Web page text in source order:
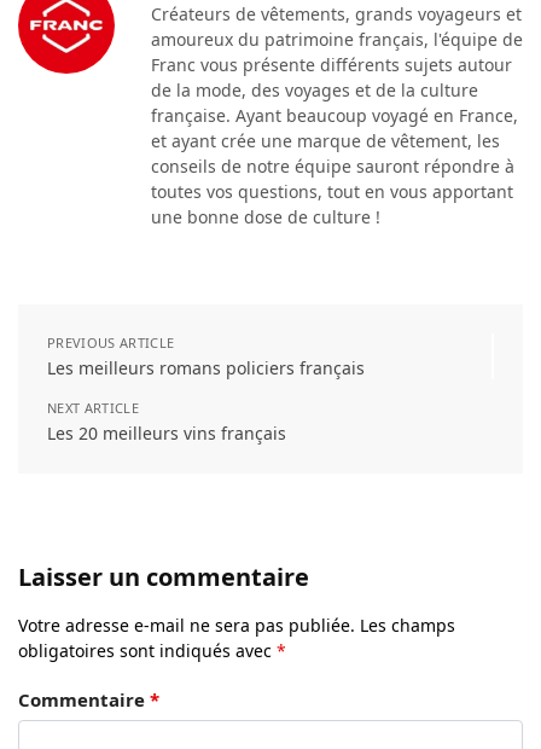
Créateurs de vêtements, grands voyageurs et
amoureux du patrimoine français, l'équipe de
Franc vous présente différents sujets autour
de la mode, des voyages et de la culture
française. Ayant beaucoup voyagé en France,
et ayant crée une marque de vêtement, les
conseils de notre équipe sauront répondre à
toutes vos questions, tout en vous apportant
une bonne dose de culture !
PREVIOUS ARTICLE
Les meilleurs romans policiers français
NEXT ARTICLE
Les 20 meilleurs vins français
Laisser un commentaire
Votre adresse e-mail ne sera pas publiée. Les champs
obligatoires sont indiqués avec *
Commentaire *